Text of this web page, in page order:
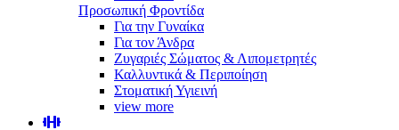
Προσωπική Φροντίδα
Για την Γυναίκα
Για τον Άνδρα
Ζυγαριές Σώματος & Λιπομετρητές
Καλλυντικά & Περιποίηση
Στοματική Υγιεινή
view more